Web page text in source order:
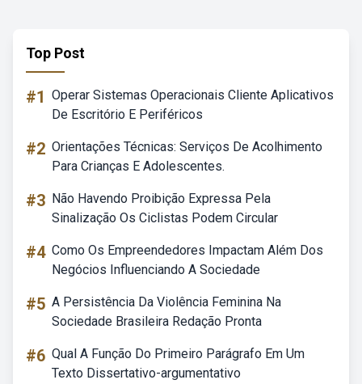
Top Post
#1 Operar Sistemas Operacionais Cliente Aplicativos
De Escritório E Periféricos
#2 Orientações Técnicas: Serviços De Acolhimento
Para Crianças E Adolescentes.
#3 Não Havendo Proibição Expressa Pela
Sinalização Os Ciclistas Podem Circular
#4 Como Os Empreendedores Impactam Além Dos
Negócios Influenciando A Sociedade
#5 A Persistência Da Violência Feminina Na
Sociedade Brasileira Redação Pronta
#6 Qual A Função Do Primeiro Parágrafo Em Um
Texto Dissertativo-argumentativo